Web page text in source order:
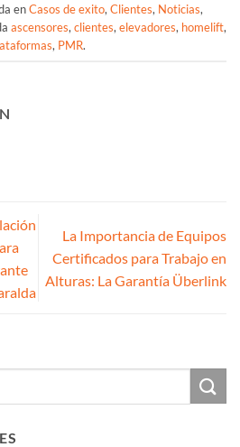
enCasos de exito, Clientes, Noticias,
ascensores, clientes, elevadores, homelift,
, PMR.
La Importancia de Equipos
Certificados para Trabajo en
Alturas: La Garantía Überlink